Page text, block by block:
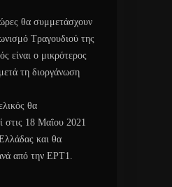
θα συμμετάσχουν
Τραγουδιού της
είναι ο μικρότερος
τη διοργάνωση
θα
στις 18 Μαΐου 2021
και θα
από την ΕΡΤ1.